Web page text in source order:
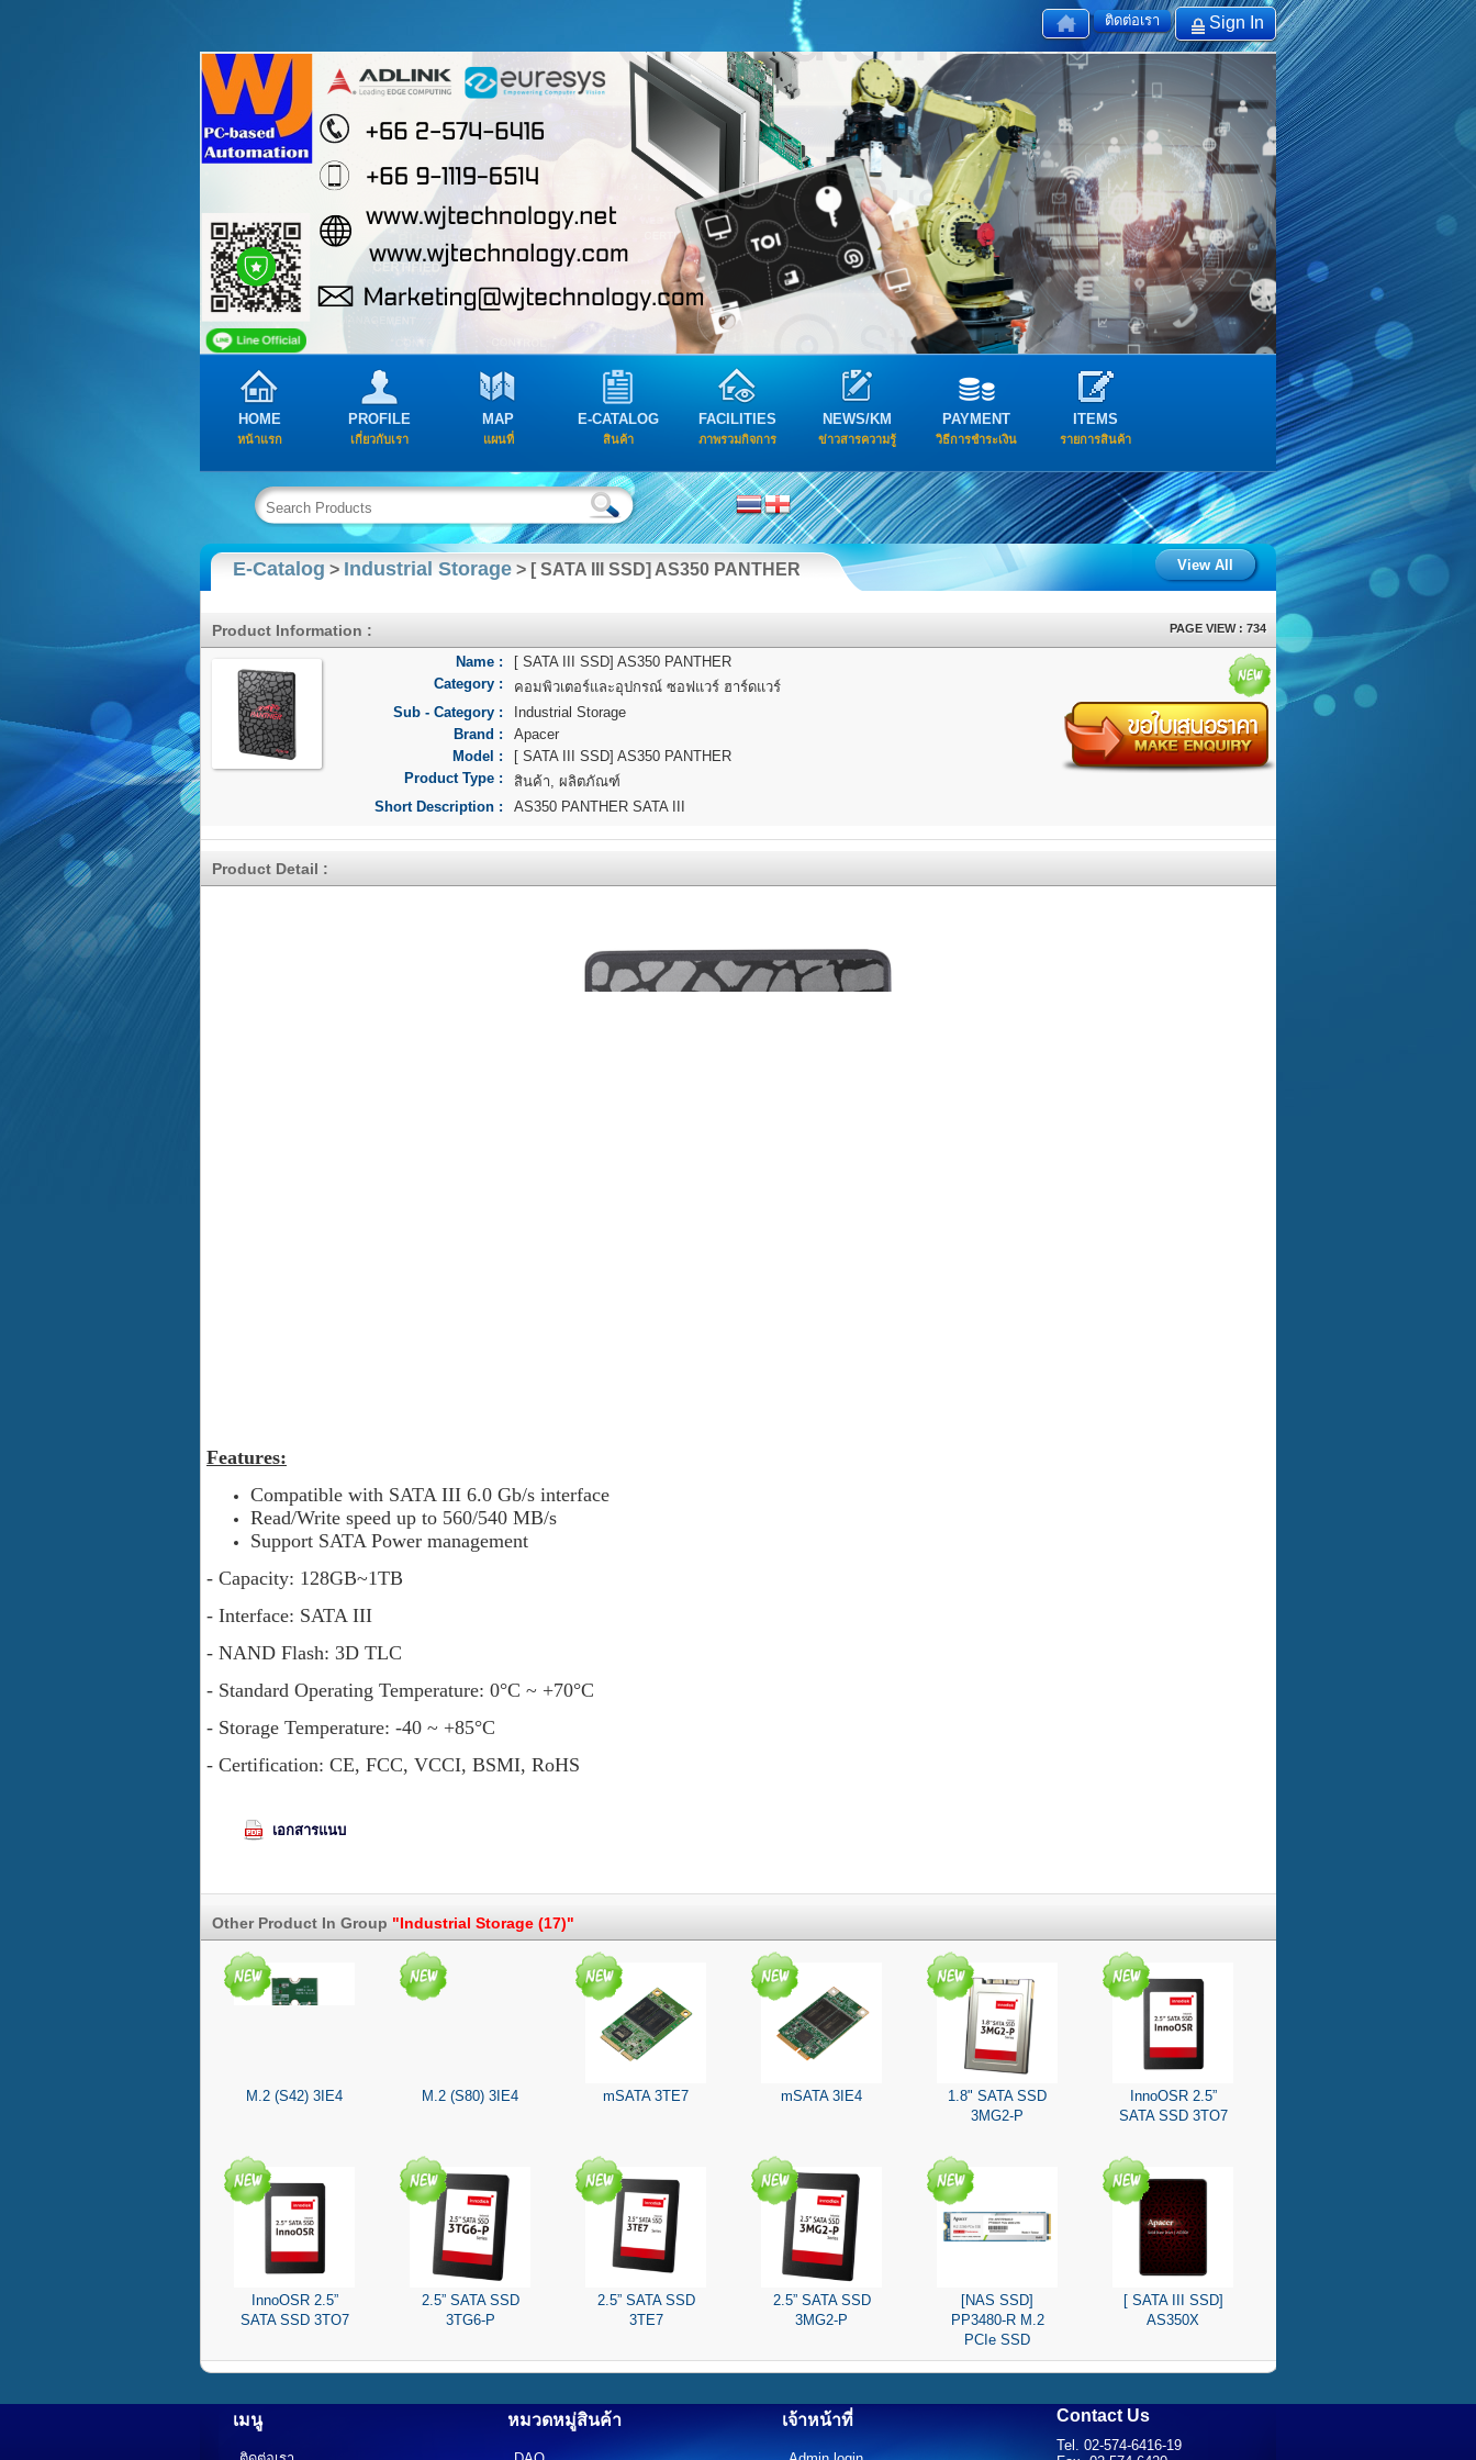
ติดต่อเรา Sign In
HOME
หน้าแรก
PROFILE
เกี่ยวกับเรา
MAP
แผนที่
E-CATALOG
สินค้า
FACILITIES
ภาพรวมกิจการ
NEWS/KM
ข่าวสารความรู้
PAYMENT
วิธีการชำระเงิน
ITEMS
รายการสินค้า
E-Catalog > Industrial Storage > [ SATA III SSD] AS350 PANTHER
PAGE VIEW : 734
Product Information :
Name :
[ SATA III SSD] AS350 PANTHER
Category :
คอมพิวเตอร์และอุปกรณ์ ซอฟแวร์ ฮาร์ดแวร์
Sub - Category :
Industrial Storage
Brand :
Apacer
Model :
[ SATA III SSD] AS350 PANTHER
Product Type :
สินค้า, ผลิตภัณฑ์
Short Description :
AS350 PANTHER SATA III
Product Detail :
Features:
Compatible with SATA III 6.0 Gb/s interface
Read/Write speed up to 560/540 MB/s
Support SATA Power management
- Capacity: 128GB~1TB
- Interface: SATA III
- NAND Flash: 3D TLC
- Standard Operating Temperature: 0°C ~ +70°C
- Storage Temperature: -40 ~ +85°C
- Certification: CE, FCC, VCCI, BSMI, RoHS
เอกสารแนบ
Other Product In Group "Industrial Storage (17)"
M.2 (S42) 3IE4 M.2 (S80) 3IE4 mSATA 3TE7 mSATA 3IE4
1.8" SATA SSD
3MG2-P
InnoOSR 2.5”
SATA SSD 3TO7
InnoOSR 2.5”
SATA SSD 3TO7
2.5” SATA SSD
3TG6-P
2.5” SATA SSD
3TE7
2.5” SATA SSD
3MG2-P
[NAS SSD]
PP3480-R M.2
PCIe SSD
[ SATA III SSD]
AS350X
View All
เมนู หมวดหมู่สินค้า เจ้าหน้าที่ Contact Us
Tel. 02-574-6416-19